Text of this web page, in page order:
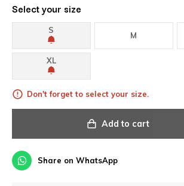
Select your size
S
M
XL
Don't forget to select your size.
Add to cart
Share on WhatsApp